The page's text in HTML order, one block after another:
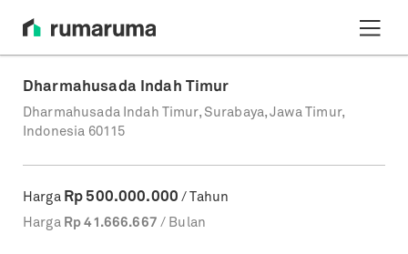
Dharmahusada Indah Timur
Dharmahusada Indah Timur, Surabaya, Jawa Timur,
Indonesia 60115
Harga Rp 500.000.000 / Tahun
Harga Rp 41.666.667 / Bulan